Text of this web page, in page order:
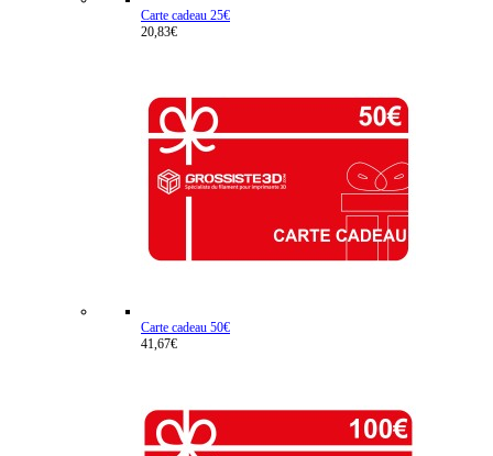
Carte cadeau 25€
20,83€
Carte cadeau 50€
41,67€